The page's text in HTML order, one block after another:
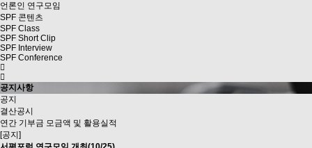
언론인 연구모임
SPF 콘텐츠
SPF Class
SPF Short Clip
SPF Interview
SPF Conference
공지사항
공지
결산공시
연간 기부금 모금액 및 활용실적
[공지]